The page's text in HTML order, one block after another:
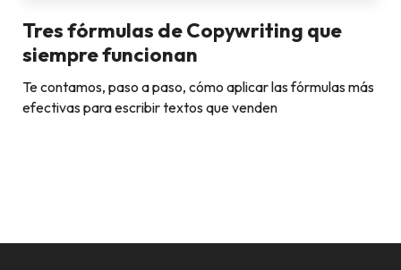
Tres fórmulas de Copywriting que
siempre funcionan
Te contamos, paso a paso, cómo aplicar las fórmulas más
efectivas para escribir textos que venden